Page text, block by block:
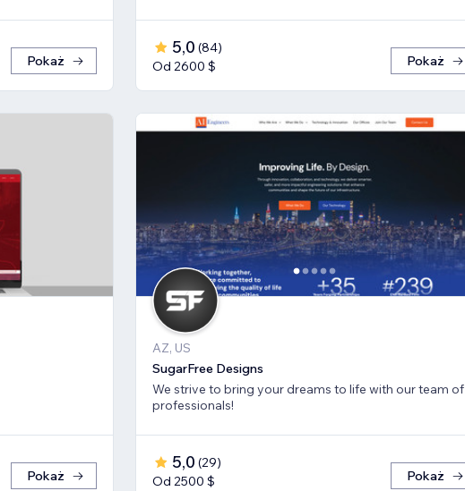
Pokaż
5,0 (84)
Od 2600 $
Pokaż
Pokaż
AZ, US
SugarFree Designs
We strive to bring your dreams to life with our team of
professionals!
5,0 (29)
Od 2500 $
Pokaż